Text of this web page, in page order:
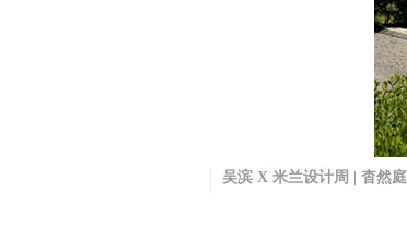
吴滨 X 米兰设计周 | 杳然庭